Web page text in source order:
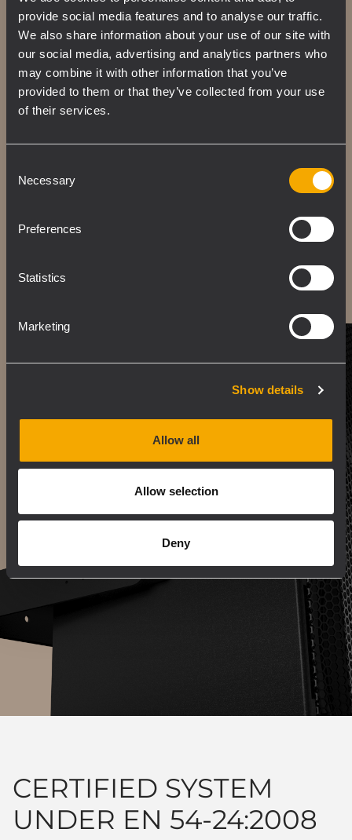
provide social media features and to analyse our traffic.
We also share information about your use of our site with
our social media, advertising and analytics partners who
may combine it with other information that you’ve
provided to them or that they’ve collected from your use
of their services.
Selection
Necessary
Preferences
Statistics
Marketing
Show details
Allow all
Allow selection
Deny
kombinieren hochwertige Gehäuse aus
Birken-Multiplex mit einem drehbaren 100° x
50° Constant Directivity Waveguide und
können horizontal oder vertikal installiert
werden. Das elegante Gehäuse ist mit einer
robusten Polyurea-Beschichtung versehen
Zubehör fliegen oder an Wänden oder
befinden sich zwei 4-polige Neutrik SpeakON
CERTIFIED SYSTEM
UNDER EN 54-24:2008